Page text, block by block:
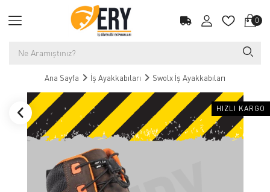
0
Ana Sayfa İş Ayakkabıları Swolx İş Ayakkabıları
HIZLI KARGO